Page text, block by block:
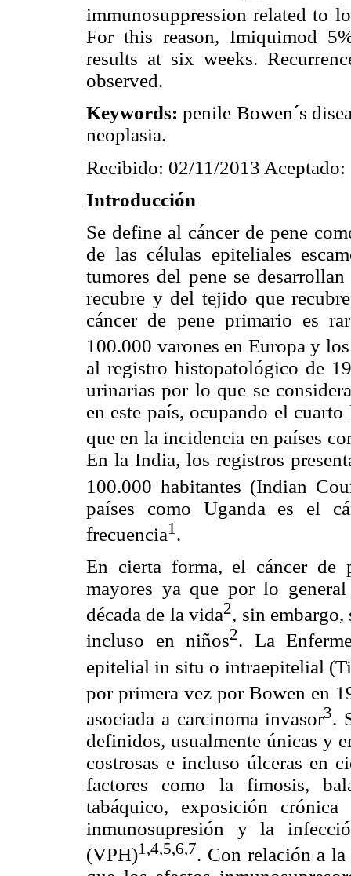
immunosuppression related to
For this reason, Imiquimod
results at six weeks.
observed.
Keywords:penile Bowen´s
neoplasia.
Recibido: 02/11/2013
Introducción
Se define al cáncer de pene
de las células epiteliales
tumores del pene se
recubre y del tejido que
cáncer de pene primario es
100.000 varones en Europa y
al registro histopatológico de
urinarias por lo que se
en este país, ocupando el
que en la incidencia en países
En la India, los registros
100.000 habitantes (Indian
países como Uganda es el
frecuencia1 .
En cierta forma, el cáncer de
mayores ya que por lo
década de la vida2, sin embargo,
incluso en niños2. La
epitelial in situ o intraepitelial
por primera vez por Bowen en
asociada a carcinoma invasor3.
definidos, usualmente únicas y
costrosas e incluso úlceras en
factores como la fimosis,
tabáquico, exposición
inmunosupresión y la
(VPH)1,4,5,6,7. Con relación a